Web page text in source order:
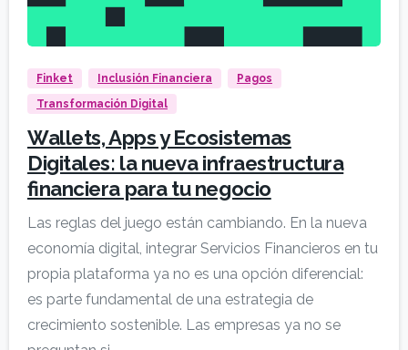
Finket Inclusión Financiera
Pagos
Transformación Digital
Wallets, Apps y Ecosistemas
Digitales: la nueva infraestructura
financiera para tu negocio
Las reglas del juego están cambiando. En la nueva
economía digital, integrar Servicios Financieros en tu
propia plataforma ya no es una opción diferencial:
es parte fundamental de una estrategia de
crecimiento sostenible. Las empresas ya no se